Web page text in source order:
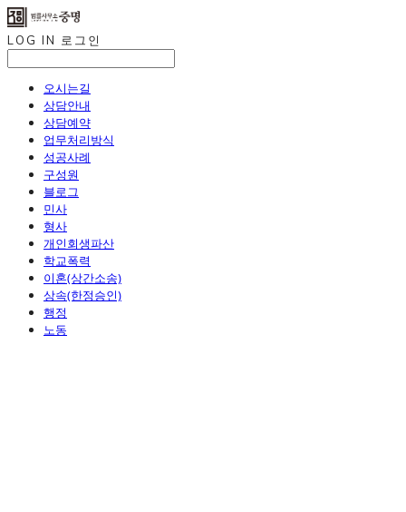
LOG IN 로그인
오시는길
상담안내
상담예약
업무처리방식
성공사례
구성원
블로그
민사
형사
개인회생파산
학교폭력
이혼(상간소송)
상속(한정승인)
행정
노동